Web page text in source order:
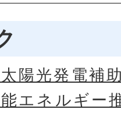
陽光発電補
エネルギー